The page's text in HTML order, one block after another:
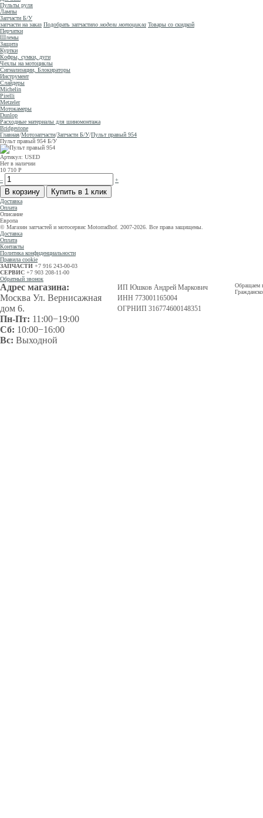
Пульты руля
Лампы
Запчасти Б/У
запчасти на заказ Подобрать запчастипо модели мотоцикла Товары со скидкой
Перчатки
Шлемы
Защита
Куртки
Кофры, сумки, дуги
Чехлы на мотоциклы
Сигнализации, Блокираторы
Инструмент
Слайдеры
Michelin
Pirelli
Metzeler
Мотокамеры
Dunlop
Расходные материалы для шиномонтажа
Bridgestone
Главная/Мотозапчасти/Запчасти Б/У/Пульт правый 954
Пульт правый 954 Б/У
Артикул: USED
Нет в наличии
10 710 Р
–
+
Доставка
Оплата
Описание
Европа
© Магазин запчастей и мотосервис Motorradhof. 2007-2026. Все права защищены.
Доставка
Оплата
Контакты
Политика конфиденциальности
Правила cookie
ЗАПЧАСТИ +7 916 243-00-03
СЕРВИС +7 903 208-11-00
Обратный звонок
Адрес магазина:
Москва Ул. Вернисажная
дом 6.
Пн-Пт: 11:00−19:00
Сб: 10:00−16:00
Вс: Выходной
ИП Юшков Андрей Маркович
ИНН 773001165004
ОГРНИП 316774600148351
Обращаем